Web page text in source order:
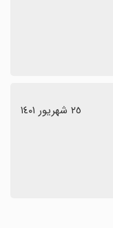
٢٥ شهریور ١٤٠١